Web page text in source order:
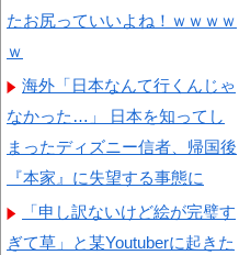
たお尻っていいよね！ｗｗｗｗ
ｗ
海外「日本なんて行くんじゃ
なかった…」 日本を知ってし
まったディズニー信者、帰国後
『本家』に失望する事態に
「申し訳ないけど絵が完璧す
ぎて草」と某Youtuberに起きた